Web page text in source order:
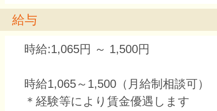
給与
時給:1,065円 ～ 1,500円
時給1,065～1,500（月給制相談可）
＊経験等により賃金優遇します